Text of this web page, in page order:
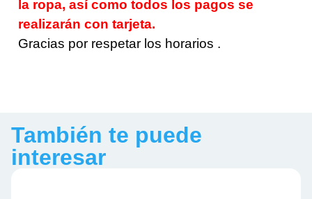
la ropa, así como todos los pagos se
realizarán con tarjeta.
Gracias por respetar los horarios .
También te puede
interesar